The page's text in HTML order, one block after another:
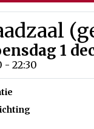
1
- 22:30